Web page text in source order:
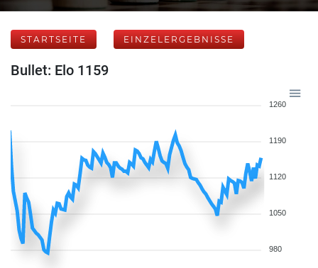
STARTSEITE EINZELERGEBNISSE
Bullet: Elo 1159
1260
1190
1120
1050
980